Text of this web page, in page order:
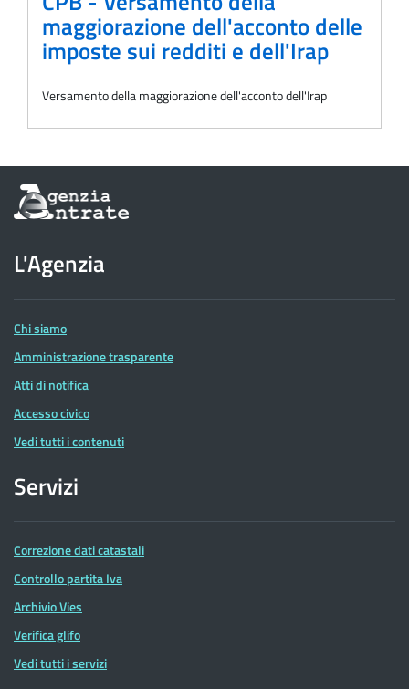
maggiorazione dell'acconto delle
imposte sui redditi e dell'Irap
Versamento della maggiorazione dell'acconto dell'Irap
Informazioni
sul
dell'Agenzia
delle
Entrate
L'Agenzia
Chi siamo
Amministrazione trasparente
Atti di notifica
Accesso civico
Vedi tutti i contenuti
Servizi
Correzione dati catastali
Controllo partita Iva
Archivio Vies
Verifica glifo
Vedi tutti i servizi